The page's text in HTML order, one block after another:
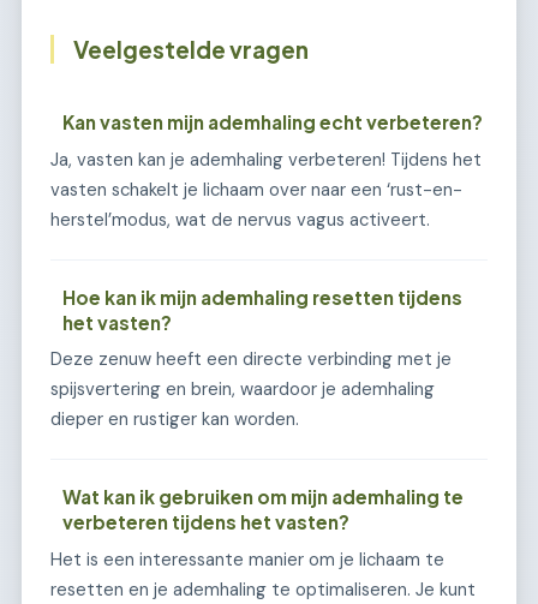
Veelgestelde vragen
Kan vasten mijn ademhaling echt verbeteren?
Ja, vasten kan je ademhaling verbeteren! Tijdens het
vasten schakelt je lichaam over naar een ‘rust-en-
herstel’modus, wat de nervus vagus activeert.
Hoe kan ik mijn ademhaling resetten tijdens
het vasten?
Deze zenuw heeft een directe verbinding met je
spijsvertering en brein, waardoor je ademhaling
dieper en rustiger kan worden.
Wat kan ik gebruiken om mijn ademhaling te
verbeteren tijdens het vasten?
Het is een interessante manier om je lichaam te
resetten en je ademhaling te optimaliseren. Je kunt